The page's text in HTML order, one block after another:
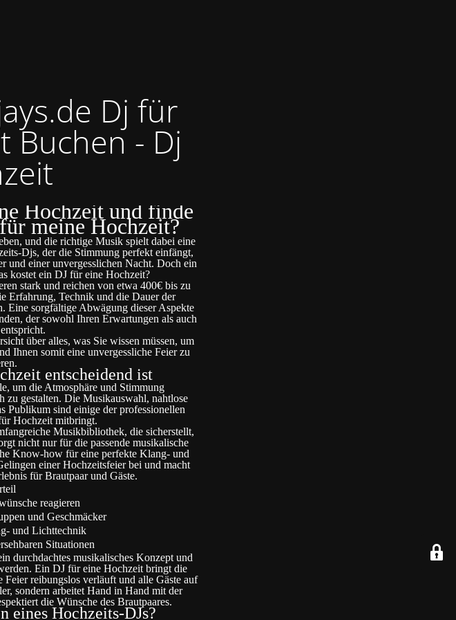
Dj für
Buchen - Dj
Hochzeit und finde
meine Hochzeit?
und die richtige Musik spielt dabei eine
Djs, der die Stimmung perfekt einfängt,
und einer unvergesslichen Nacht. Doch ein
kostet ein DJ für eine Hochzeit?
stark und reichen von etwa 400€ bis zu
Erfahrung, Technik und die Dauer der
Eine sorgfältige Abwägung dieser Aspekte
der sowohl Ihren Erwartungen als auch
über alles, was Sie wissen müssen, um
Ihnen somit eine unvergessliche Feier zu
entscheidend ist
um die Atmosphäre und Stimmung
zu gestalten. Die Musikauswahl, nahtlose
Publikum sind einige der professionellen
Hochzeit mitbringt.
Musikbibliothek, die sicherstellt,
nicht nur für die passende musikalische
Know-how für eine perfekte Klang- und
einer Hochzeitsfeier bei und macht
für Brautpaar und Gäste.
reagieren
und Geschmäcker
und Lichttechnik
Situationen
durchdachtes musikalisches Konzept und
Ein DJ für eine Hochzeit bringt die
reibungslos verläuft und alle Gäste auf
sondern arbeitet Hand in Hand mit der
die Wünsche des Brautpaares.
eines Hochzeits-DJs?